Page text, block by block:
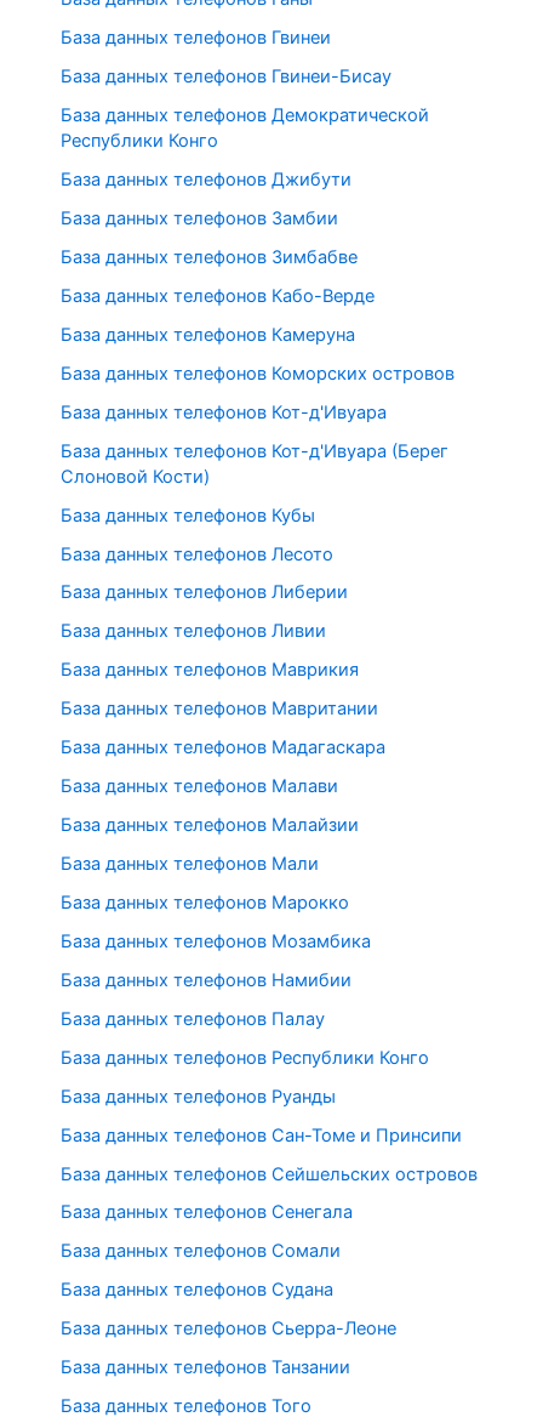
База данных телефонов Гвинеи
База данных телефонов Гвинеи-Бисау
База данных телефонов Демократической
Республики Конго
База данных телефонов Джибути
База данных телефонов Замбии
База данных телефонов Зимбабве
База данных телефонов Кабо-Верде
База данных телефонов Камеруна
База данных телефонов Коморских островов
База данных телефонов Кот-д'Ивуара
База данных телефонов Кот-д'Ивуара (Берег
Слоновой Кости)
База данных телефонов Кубы
База данных телефонов Лесото
База данных телефонов Либерии
База данных телефонов Ливии
База данных телефонов Маврикия
База данных телефонов Мавритании
База данных телефонов Мадагаскара
База данных телефонов Малави
База данных телефонов Малайзии
База данных телефонов Мали
База данных телефонов Марокко
База данных телефонов Мозамбика
База данных телефонов Намибии
База данных телефонов Палау
База данных телефонов Республики Конго
База данных телефонов Руанды
База данных телефонов Сан-Томе и Принсипи
База данных телефонов Сейшельских островов
База данных телефонов Сенегала
База данных телефонов Сомали
База данных телефонов Судана
База данных телефонов Сьерра-Леоне
База данных телефонов Танзании
База данных телефонов Того